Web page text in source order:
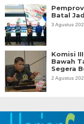
Batal
3 Agustus
Komisi
Bawah
Segera
2 Agustus